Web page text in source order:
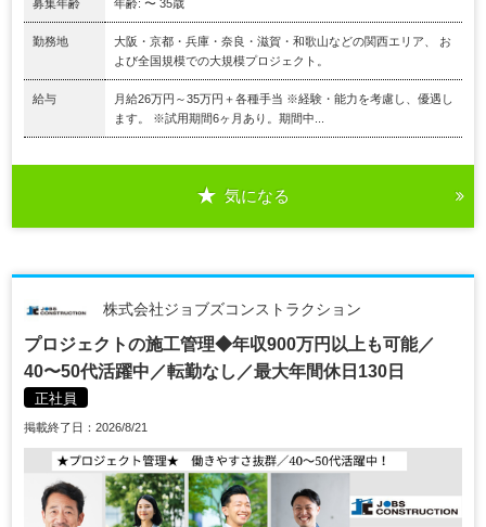
募集年齢 年齢: 〜 35歳
勤務地
大阪・京都・兵庫・奈良・滋賀・和歌山などの関西エリア、 お
よび全国規模での大規模プロジェクト。
給与
月給26万円～35万円＋各種手当 ※経験・能力を考慮し、優遇し
ます。 ※試用期間6ヶ月あり。期間中...
気になる
株式会社ジョブズコンストラクション
プロジェクトの施工管理◆年収900万円以上も可能／
40〜50代活躍中／転勤なし／最大年間休日130日
正社員
掲載終了日：2026/8/21